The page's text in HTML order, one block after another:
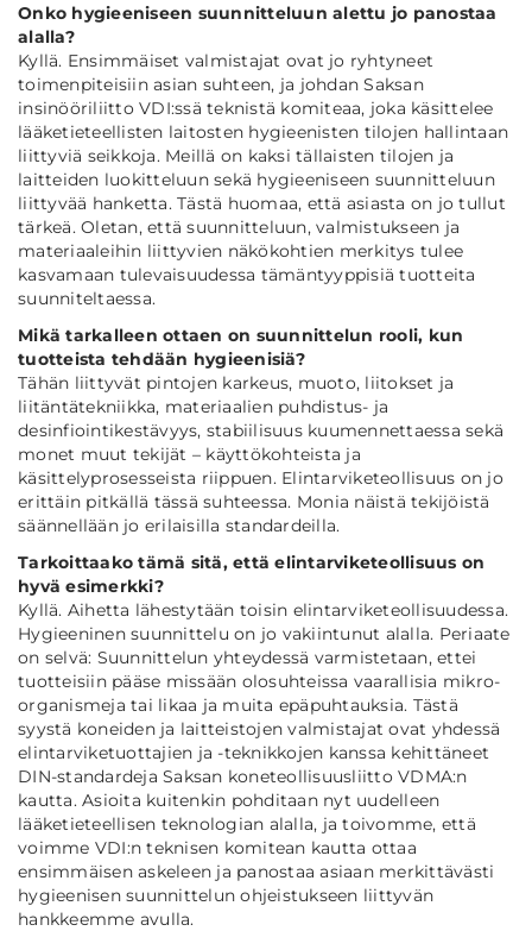
Onko hygieeniseen suunnitteluun alettu jo panostaa
alalla?
Kyllä. Ensimmäiset valmistajat ovat jo ryhtyneet
toimenpiteisiin asian suhteen, ja johdan Saksan
insinööriliitto VDI:ssä teknistä komiteaa, joka käsittelee
lääketieteellisten laitosten hygieenisten tilojen hallintaan
liittyviä seikkoja. Meillä on kaksi tällaisten tilojen ja
laitteiden luokitteluun sekä hygieeniseen suunnitteluun
liittyvää hanketta. Tästä huomaa, että asiasta on jo tullut
tärkeä. Oletan, että suunnitteluun, valmistukseen ja
materiaaleihin liittyvien näkökohtien merkitys tulee
kasvamaan tulevaisuudessa tämäntyyppisiä tuotteita
suunniteltaessa.
Mikä tarkalleen ottaen on suunnittelun rooli, kun
tuotteista tehdään hygieenisiä?
Tähän liittyvät pintojen karkeus, muoto, liitokset ja
liitäntätekniikka, materiaalien puhdistus- ja
desinfiointikestävyys, stabiilisuus kuumennettaessa sekä
monet muut tekijät – käyttökohteista ja
käsittelyprosesseista riippuen. Elintarviketeollisuus on jo
erittäin pitkällä tässä suhteessa. Monia näistä tekijöistä
säännellään jo erilaisilla standardeilla.
Tarkoittaako tämä sitä, että elintarviketeollisuus on
hyvä esimerkki?
Kyllä. Aihetta lähestytään toisin elintarviketeollisuudessa.
Hygieeninen suunnittelu on jo vakiintunut alalla. Periaate
on selvä: Suunnittelun yhteydessä varmistetaan, ettei
tuotteisiin pääse missään olosuhteissa vaarallisia mikro-
organismeja tai likaa ja muita epäpuhtauksia. Tästä
syystä koneiden ja laitteistojen valmistajat ovat yhdessä
elintarviketuottajien ja -teknikkojen kanssa kehittäneet
DIN-standardeja Saksan koneteollisuusliitto VDMA:n
kautta. Asioita kuitenkin pohditaan nyt uudelleen
lääketieteellisen teknologian alalla, ja toivomme, että
voimme VDI:n teknisen komitean kautta ottaa
ensimmäisen askeleen ja panostaa asiaan merkittävästi
hygieenisen suunnittelun ohjeistukseen liittyvän
hankkeemme avulla.